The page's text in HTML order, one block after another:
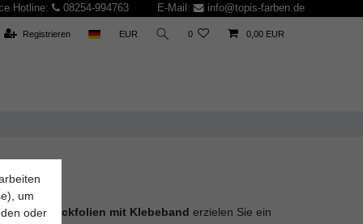
Hotline: 08254-994763 E-Mail: info@topis-farben.de
Registrieren EUR 0 0,00 EUR
MitAbdeckfolien mit Klebeband erzielen Sie ein
um
oder